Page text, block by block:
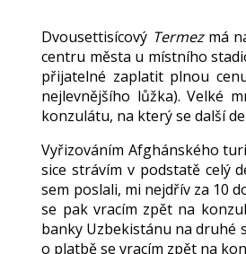
Dvousettisícový Termezmá
centru města u místního
přijatelné zaplatit plnou
nejlevnějšího lůžka). Velké
konzulátu, na který se další
Vyřizováním Afghánského
sice strávím v podstatě celý
sem poslali, mi nejdřív za 10
se pak vracím zpět na
banky Uzbekistánu na druhé
o platbě se vracím zpět na